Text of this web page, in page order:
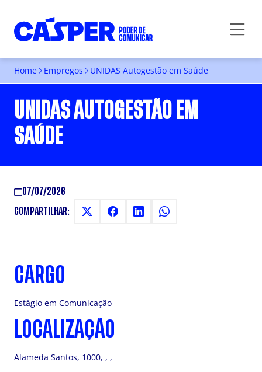
Home Empregos UNIDAS Autogestão em Saúde
UNIDAS AUTOGESTÃO EM
SAÚDE
07/07/2026
COMPARTILHAR:
CARGO
Estágio em Comunicação
LOCALIZAÇÃO
Alameda Santos, 1000, , ,